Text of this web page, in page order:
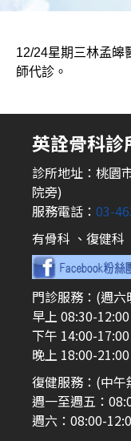
12/24星期三林孟皞
師代診。
英詮骨科診
診所地址：桃園
院旁)
服務電話： 03-
有骨科 、復健科
門診服務：(週
早上 08:30-12:00
下午 14:00-17:00
晚上 18:00-21:00
復健服務：(中
週一至週五：
週六：08:00-